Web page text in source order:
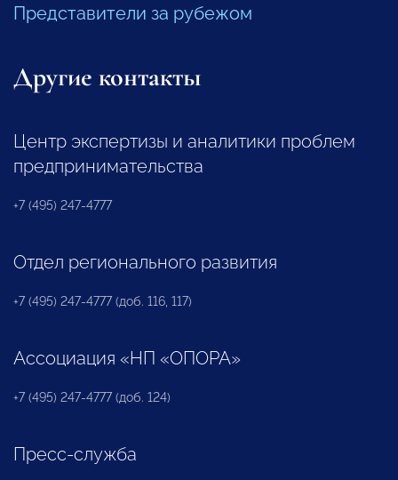
Представители за рубежом
Другие контакты
Центр экспертизы и аналитики проблем
предпринимательства
+7 (495) 247-4777
Отдел регионального развития
+7 (495) 247-4777 (доб. 116, 117)
Ассоциация «НП «ОПОРА»
+7 (495) 247-4777 (доб. 124)
Пресс-служба